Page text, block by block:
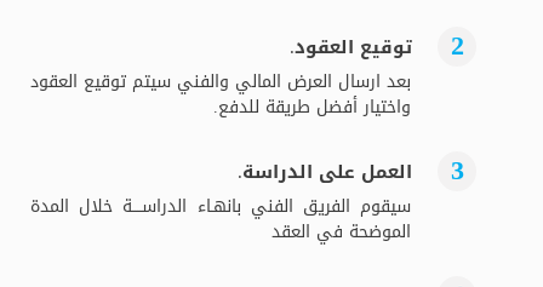
توقيع العقود.
بعد ارسال العرض المالي والفني سيتم توقيع العقود
واختيار أفضل طريقة للدفع.
العمل على الدراسة.
سيقوم الفريق الفني بانهـاء الدراســــة خلال المدة
الموضحة في العقد